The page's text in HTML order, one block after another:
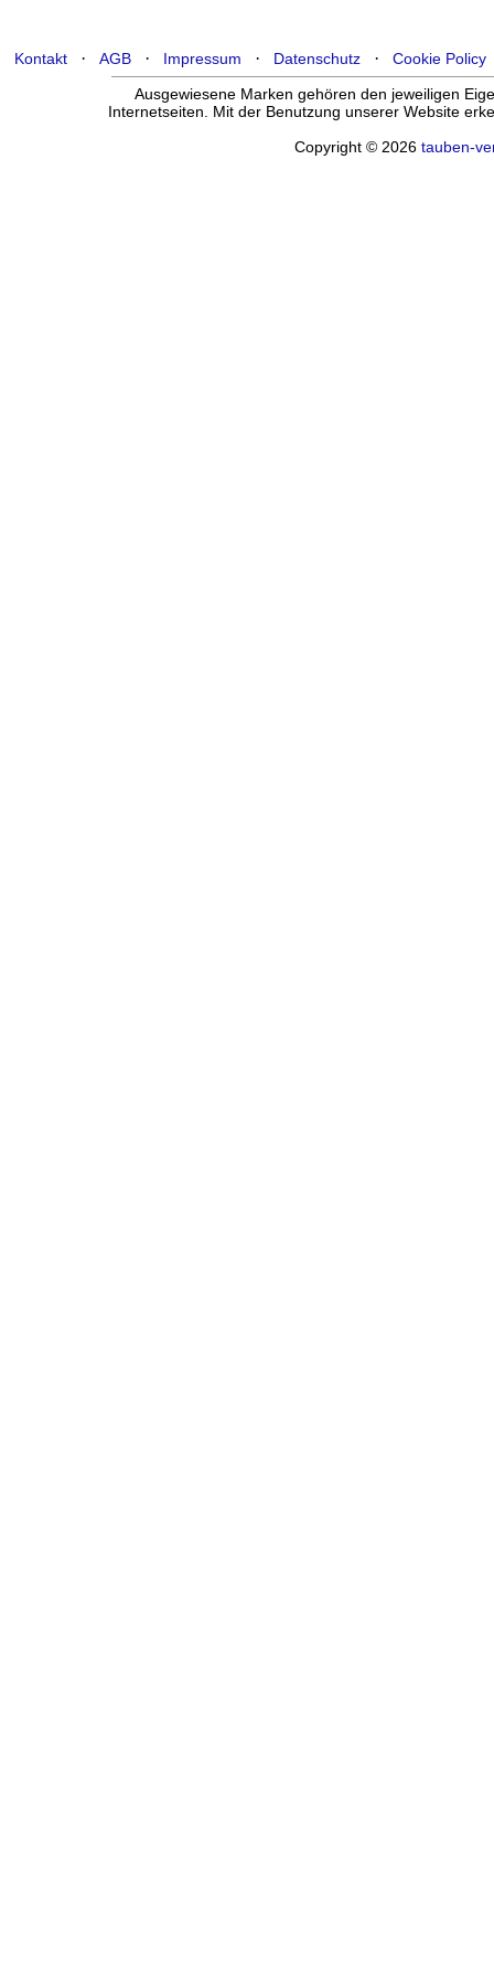
Kontakt· AGB· Impressum · Datenschutz· Cookie Policy
Ausgewiesene Marken gehören den jeweiligen
Internetseiten. Mit der Benutzung unserer Website
Copyright © 2026 tauben-